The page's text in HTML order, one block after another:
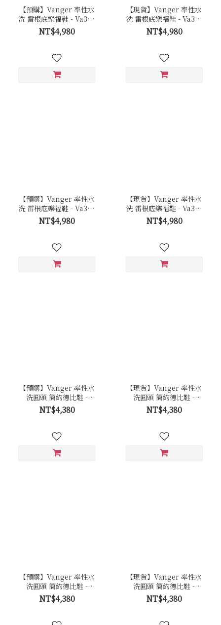
【預購】Vanger 率性水
洗 雷根底樂福鞋 - Va303
咖
NT$4,980
【現貨】Vanger 率性水
洗 雷根底樂福鞋 - Va303
咖
NT$4,980
【預購】Vanger 率性水
洗 雷根底樂福鞋 - Va303
黑
NT$4,980
【現貨】Vanger 率性水
洗 雷根底樂福鞋 - Va303
黑
NT$4,980
【預購】Vanger 率性水
洗圓頭 簡約德比鞋 -
Va302咖
NT$4,380
【現貨】Vanger 率性水
洗圓頭 簡約德比鞋 -
Va302咖
NT$4,380
【預購】Vanger 率性水
洗圓頭 簡約德比鞋 -
Va302黑
NT$4,380
【現貨】Vanger 率性水
洗圓頭 簡約德比鞋 -
Va302黑
NT$4,380